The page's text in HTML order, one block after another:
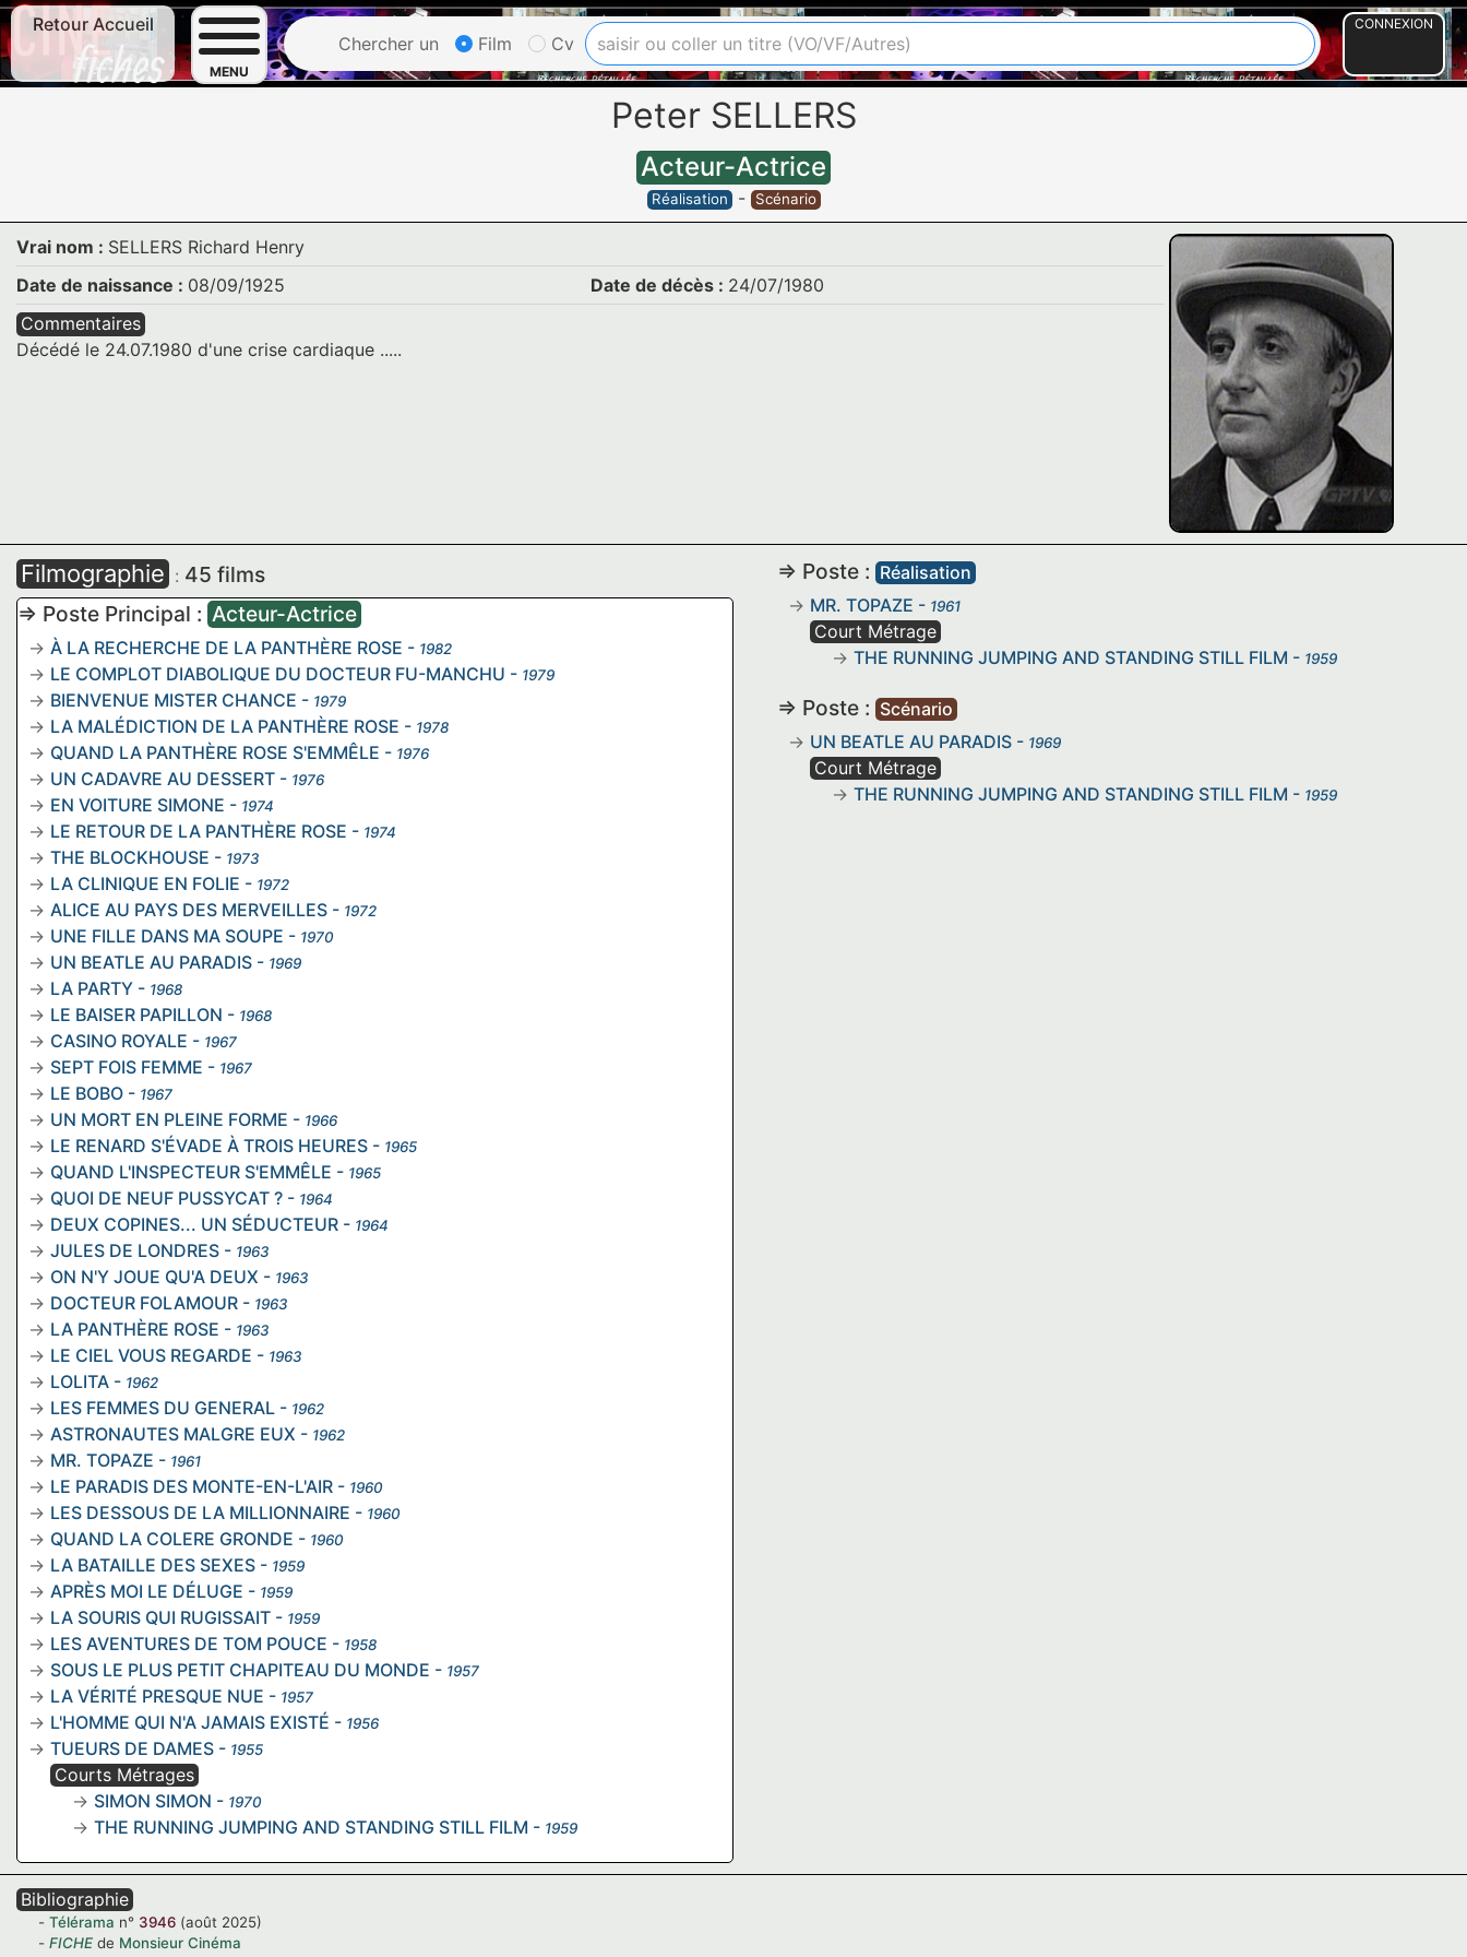
Retour Accueil
MENU
Chercher un Film Cv
CONNEXION
Peter SELLERS
Acteur-Actrice
Réalisation - Scénario
Vrai nom : SELLERS Richard Henry
Date de naissance : 08/09/1925 Date de décès : 24/07/1980
Commentaires
Décédé le 24.07.1980 d'une crise cardiaque .....
Filmographie : 45 films
=> Poste Principal : Acteur-Actrice
À LA RECHERCHE DE LA PANTHÈRE ROSE - 1982
LE COMPLOT DIABOLIQUE DU DOCTEUR FU-MANCHU - 1979
BIENVENUE MISTER CHANCE - 1979
LA MALÉDICTION DE LA PANTHÈRE ROSE - 1978
QUAND LA PANTHÈRE ROSE S'EMMÊLE - 1976
UN CADAVRE AU DESSERT - 1976
EN VOITURE SIMONE - 1974
LE RETOUR DE LA PANTHÈRE ROSE - 1974
THE BLOCKHOUSE - 1973
LA CLINIQUE EN FOLIE - 1972
ALICE AU PAYS DES MERVEILLES - 1972
UNE FILLE DANS MA SOUPE - 1970
UN BEATLE AU PARADIS - 1969
LA PARTY - 1968
LE BAISER PAPILLON - 1968
CASINO ROYALE - 1967
SEPT FOIS FEMME - 1967
LE BOBO - 1967
UN MORT EN PLEINE FORME - 1966
LE RENARD S'ÉVADE À TROIS HEURES - 1965
QUAND L'INSPECTEUR S'EMMÊLE - 1965
QUOI DE NEUF PUSSYCAT ? - 1964
DEUX COPINES... UN SÉDUCTEUR - 1964
JULES DE LONDRES - 1963
ON N'Y JOUE QU'A DEUX - 1963
DOCTEUR FOLAMOUR - 1963
LA PANTHÈRE ROSE - 1963
LE CIEL VOUS REGARDE - 1963
LOLITA - 1962
LES FEMMES DU GENERAL - 1962
ASTRONAUTES MALGRE EUX - 1962
MR. TOPAZE - 1961
LE PARADIS DES MONTE-EN-L'AIR - 1960
LES DESSOUS DE LA MILLIONNAIRE - 1960
QUAND LA COLERE GRONDE - 1960
LA BATAILLE DES SEXES - 1959
APRÈS MOI LE DÉLUGE - 1959
LA SOURIS QUI RUGISSAIT - 1959
LES AVENTURES DE TOM POUCE - 1958
SOUS LE PLUS PETIT CHAPITEAU DU MONDE - 1957
LA VÉRITÉ PRESQUE NUE - 1957
L'HOMME QUI N'A JAMAIS EXISTÉ - 1956
TUEURS DE DAMES - 1955
Courts Métrages
SIMON SIMON - 1970
THE RUNNING JUMPING AND STANDING STILL FILM - 1959
=> Poste : Réalisation
MR. TOPAZE - 1961
Court Métrage
THE RUNNING JUMPING AND STANDING STILL FILM - 1959
=> Poste : Scénario
UN BEATLE AU PARADIS - 1969
Court Métrage
THE RUNNING JUMPING AND STANDING STILL FILM - 1959
Bibliographie
Télérama n° 3946 (août 2025)
FICHE de Monsieur Cinéma